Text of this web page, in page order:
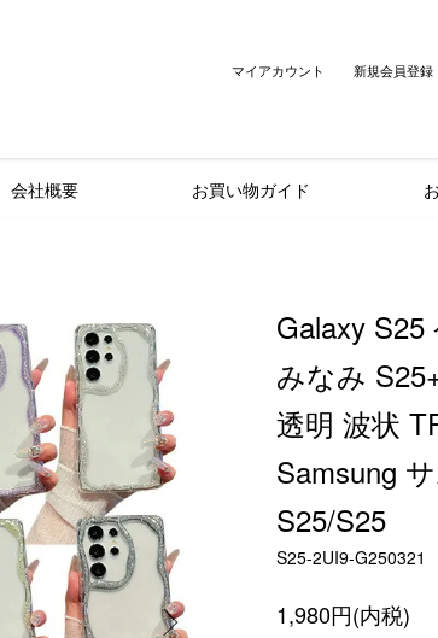
マイアカウント 新規会員登録
会社概要 お買い物ガイド
Galaxy
みなみ
透明 波状
Samsung
S25/S25
S25-2UI9-G250321
1,980円(内税)